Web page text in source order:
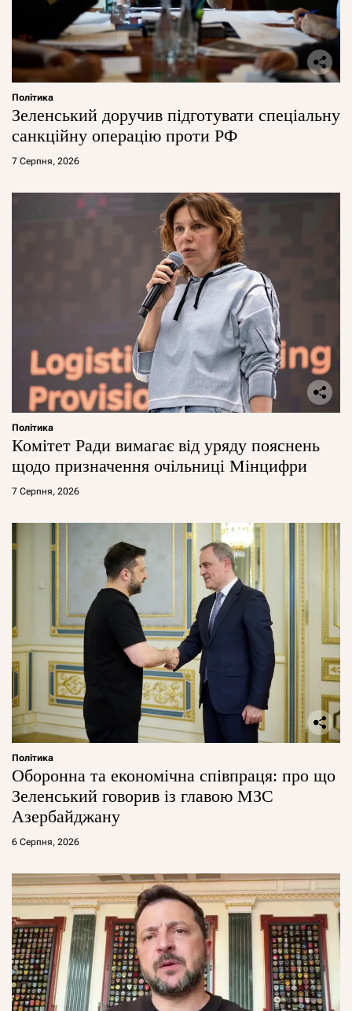
Політика
Зеленський доручив підготувати спеціальну
санкційну операцію проти РФ
7 Серпня, 2026
Політика
Комітет Ради вимагає від уряду пояснень
щодо призначення очільниці Мінцифри
7 Серпня, 2026
Політика
Оборонна та економічна співпраця: про що
Зеленський говорив із главою МЗС
Азербайджану
6 Серпня, 2026